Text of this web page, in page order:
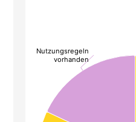
Chart
Pie chart with 2 slices.
Nutzungsregeln
vorhanden
Nutzungsregeln
vorhanden